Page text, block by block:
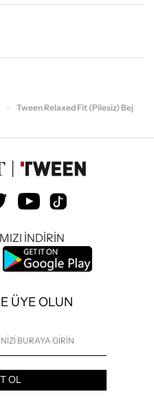
Tween Relaxed Fit (Pilesiz) Bej
İNDİRİN
ÜYE OLUN
OL